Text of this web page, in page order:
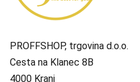
PROFFSHOP, trgovina d.o.o.
Cesta na Klanec 8B
4000 Kranj